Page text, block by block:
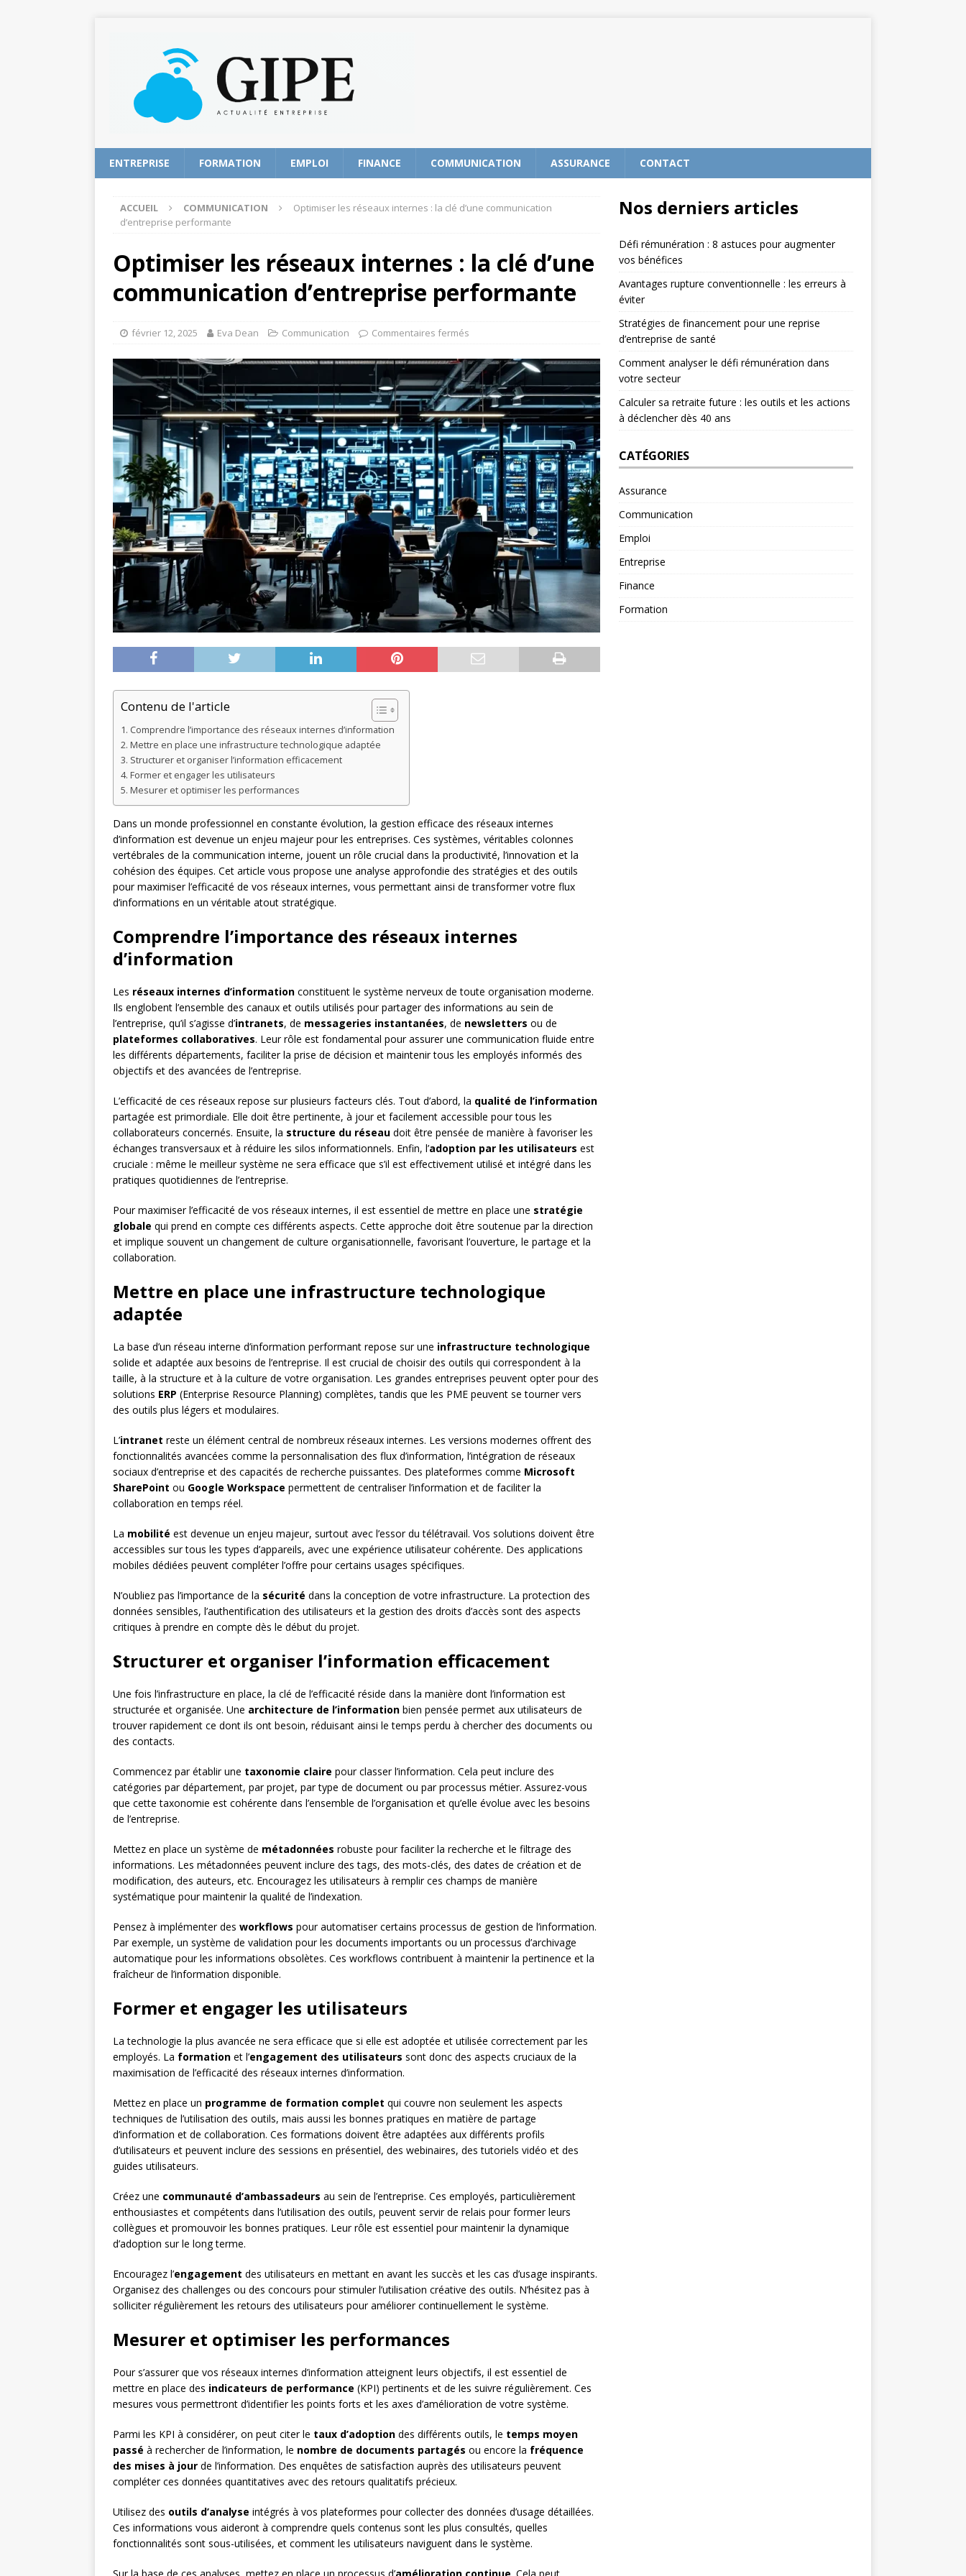
ENTREPRISE FORMATION EMPLOI FINANCE COMMUNICATION ASSURANCE CONTACT
ACCUEIL COMMUNICATION
Optimiser les réseaux internes : la clé d’une communication
d’entreprise performante
Optimiser les réseaux internes : la clé d’une
communication d’entreprise performante
février 12, 2025 Eva Dean Communication Commentaires fermés
Contenu de l'article
Comprendre l’importance des réseaux internes d’information
Mettre en place une infrastructure technologique adaptée
Structurer et organiser l’information efficacement
Former et engager les utilisateurs
Mesurer et optimiser les performances
Dans un monde professionnel en constante évolution, la gestion efficace des réseaux internes
d’information est devenue un enjeu majeur pour les entreprises. Ces systèmes, véritables colonnes
vertébrales de la communication interne, jouent un rôle crucial dans la productivité, l’innovation et la
cohésion des équipes. Cet article vous propose une analyse approfondie des stratégies et des outils
pour maximiser l’efficacité de vos réseaux internes, vous permettant ainsi de transformer votre flux
d’informations en un véritable atout stratégique.
Comprendre l’importance des réseaux internes
d’information
Les réseaux internes d’information constituent le système nerveux de toute organisation moderne.
Ils englobent l’ensemble des canaux et outils utilisés pour partager des informations au sein de
l’entreprise, qu’il s’agisse d’intranets, de messageries instantanées, de newsletters ou de
plateformes collaboratives. Leur rôle est fondamental pour assurer une communication fluide entre
les différents départements, faciliter la prise de décision et maintenir tous les employés informés des
objectifs et des avancées de l’entreprise.
L’efficacité de ces réseaux repose sur plusieurs facteurs clés. Tout d’abord, la qualité de l’information
partagée est primordiale. Elle doit être pertinente, à jour et facilement accessible pour tous les
collaborateurs concernés. Ensuite, la structure du réseau doit être pensée de manière à favoriser les
échanges transversaux et à réduire les silos informationnels. Enfin, l’adoption par les utilisateurs est
cruciale : même le meilleur système ne sera efficace que s’il est effectivement utilisé et intégré dans les
pratiques quotidiennes de l’entreprise.
Pour maximiser l’efficacité de vos réseaux internes, il est essentiel de mettre en place une stratégie
globale qui prend en compte ces différents aspects. Cette approche doit être soutenue par la direction
et implique souvent un changement de culture organisationnelle, favorisant l’ouverture, le partage et la
collaboration.
Mettre en place une infrastructure technologique
adaptée
La base d’un réseau interne d’information performant repose sur une infrastructure technologique
solide et adaptée aux besoins de l’entreprise. Il est crucial de choisir des outils qui correspondent à la
taille, à la structure et à la culture de votre organisation. Les grandes entreprises peuvent opter pour des
solutions ERP (Enterprise Resource Planning) complètes, tandis que les PME peuvent se tourner vers
des outils plus légers et modulaires.
L’intranet reste un élément central de nombreux réseaux internes. Les versions modernes offrent des
fonctionnalités avancées comme la personnalisation des flux d’information, l’intégration de réseaux
sociaux d’entreprise et des capacités de recherche puissantes. Des plateformes comme Microsoft
SharePoint ou Google Workspace permettent de centraliser l’information et de faciliter la
collaboration en temps réel.
La mobilité est devenue un enjeu majeur, surtout avec l’essor du télétravail. Vos solutions doivent être
accessibles sur tous les types d’appareils, avec une expérience utilisateur cohérente. Des applications
mobiles dédiées peuvent compléter l’offre pour certains usages spécifiques.
N’oubliez pas l’importance de la sécurité dans la conception de votre infrastructure. La protection des
données sensibles, l’authentification des utilisateurs et la gestion des droits d’accès sont des aspects
critiques à prendre en compte dès le début du projet.
Structurer et organiser l’information efficacement
Une fois l’infrastructure en place, la clé de l’efficacité réside dans la manière dont l’information est
structurée et organisée. Une architecture de l’information bien pensée permet aux utilisateurs de
trouver rapidement ce dont ils ont besoin, réduisant ainsi le temps perdu à chercher des documents ou
des contacts.
Commencez par établir une taxonomie claire pour classer l’information. Cela peut inclure des
catégories par département, par projet, par type de document ou par processus métier. Assurez-vous
que cette taxonomie est cohérente dans l’ensemble de l’organisation et qu’elle évolue avec les besoins
de l’entreprise.
Mettez en place un système de métadonnées robuste pour faciliter la recherche et le filtrage des
informations. Les métadonnées peuvent inclure des tags, des mots-clés, des dates de création et de
modification, des auteurs, etc. Encouragez les utilisateurs à remplir ces champs de manière
systématique pour maintenir la qualité de l’indexation.
Pensez à implémenter des workflows pour automatiser certains processus de gestion de l’information.
Par exemple, un système de validation pour les documents importants ou un processus d’archivage
automatique pour les informations obsolètes. Ces workflows contribuent à maintenir la pertinence et la
fraîcheur de l’information disponible.
Former et engager les utilisateurs
La technologie la plus avancée ne sera efficace que si elle est adoptée et utilisée correctement par les
employés. La formation et l’engagement des utilisateurs sont donc des aspects cruciaux de la
maximisation de l’efficacité des réseaux internes d’information.
Mettez en place un programme de formation complet qui couvre non seulement les aspects
techniques de l’utilisation des outils, mais aussi les bonnes pratiques en matière de partage
d’information et de collaboration. Ces formations doivent être adaptées aux différents profils
d’utilisateurs et peuvent inclure des sessions en présentiel, des webinaires, des tutoriels vidéo et des
guides utilisateurs.
Créez une communauté d’ambassadeurs au sein de l’entreprise. Ces employés, particulièrement
enthousiastes et compétents dans l’utilisation des outils, peuvent servir de relais pour former leurs
collègues et promouvoir les bonnes pratiques. Leur rôle est essentiel pour maintenir la dynamique
d’adoption sur le long terme.
Encouragez l’engagement des utilisateurs en mettant en avant les succès et les cas d’usage inspirants.
Organisez des challenges ou des concours pour stimuler l’utilisation créative des outils. N’hésitez pas à
solliciter régulièrement les retours des utilisateurs pour améliorer continuellement le système.
Mesurer et optimiser les performances
Pour s’assurer que vos réseaux internes d’information atteignent leurs objectifs, il est essentiel de
mettre en place des indicateurs de performance (KPI) pertinents et de les suivre régulièrement. Ces
mesures vous permettront d’identifier les points forts et les axes d’amélioration de votre système.
Parmi les KPI à considérer, on peut citer le taux d’adoption des différents outils, le temps moyen
passé à rechercher de l’information, le nombre de documents partagés ou encore la fréquence
des mises à jour de l’information. Des enquêtes de satisfaction auprès des utilisateurs peuvent
compléter ces données quantitatives avec des retours qualitatifs précieux.
Utilisez des outils d’analyse intégrés à vos plateformes pour collecter des données d’usage détaillées.
Ces informations vous aideront à comprendre quels contenus sont les plus consultés, quelles
fonctionnalités sont sous-utilisées, et comment les utilisateurs naviguent dans le système.
Nos derniers articles
Défi rémunération : 8 astuces pour augmenter
vos bénéfices
Avantages rupture conventionnelle : les erreurs à
éviter
Stratégies de financement pour une reprise
d’entreprise de santé
Comment analyser le défi rémunération dans
votre secteur
Calculer sa retraite future : les outils et les actions
à déclencher dès 40 ans
CATÉGORIES
Assurance
Communication
Emploi
Entreprise
Finance
Formation